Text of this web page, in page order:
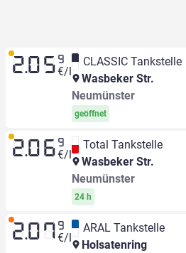
2.05 9
€/l
CLASSIC Tankstelle
Wasbeker Str.
Neumünster
geöffnet
2.06 9
€/l
Total Tankstelle
Wasbeker Str.
Neumünster
24 h
2.07 9
€/l
ARAL Tankstelle
Holsatenring